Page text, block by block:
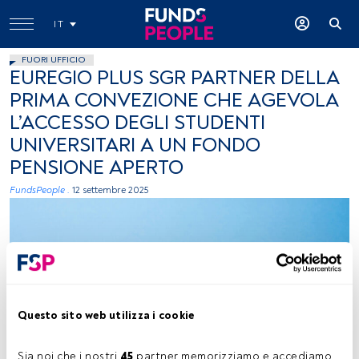
Questo sito web utilizza i cookie
Sia noi che i nostri 45 partner memorizziamo e accediamo
IT
FUORI UFFICIO
EUREGIO PLUS SGR PARTNER DELLA
PRIMA CONVEZIONE CHE AGEVOLA
L’ACCESSO DEGLI STUDENTI
UNIVERSITARI A UN FONDO
PENSIONE APERTO
FundsPeople . 12 settembre 2025